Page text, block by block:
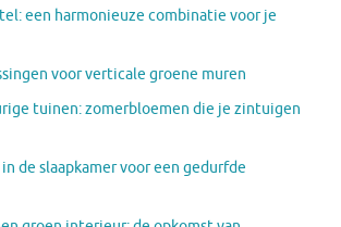
een harmonieuze combinatie voor je
voor verticale groene muren
tuinen: zomerbloemen die je zintuigen
de slaapkamer voor een gedurfde